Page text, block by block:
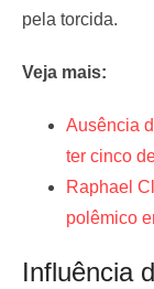
pela torcida.
Veja mais:
Ausência
ter cinco
Raphael
polêmico
Influência